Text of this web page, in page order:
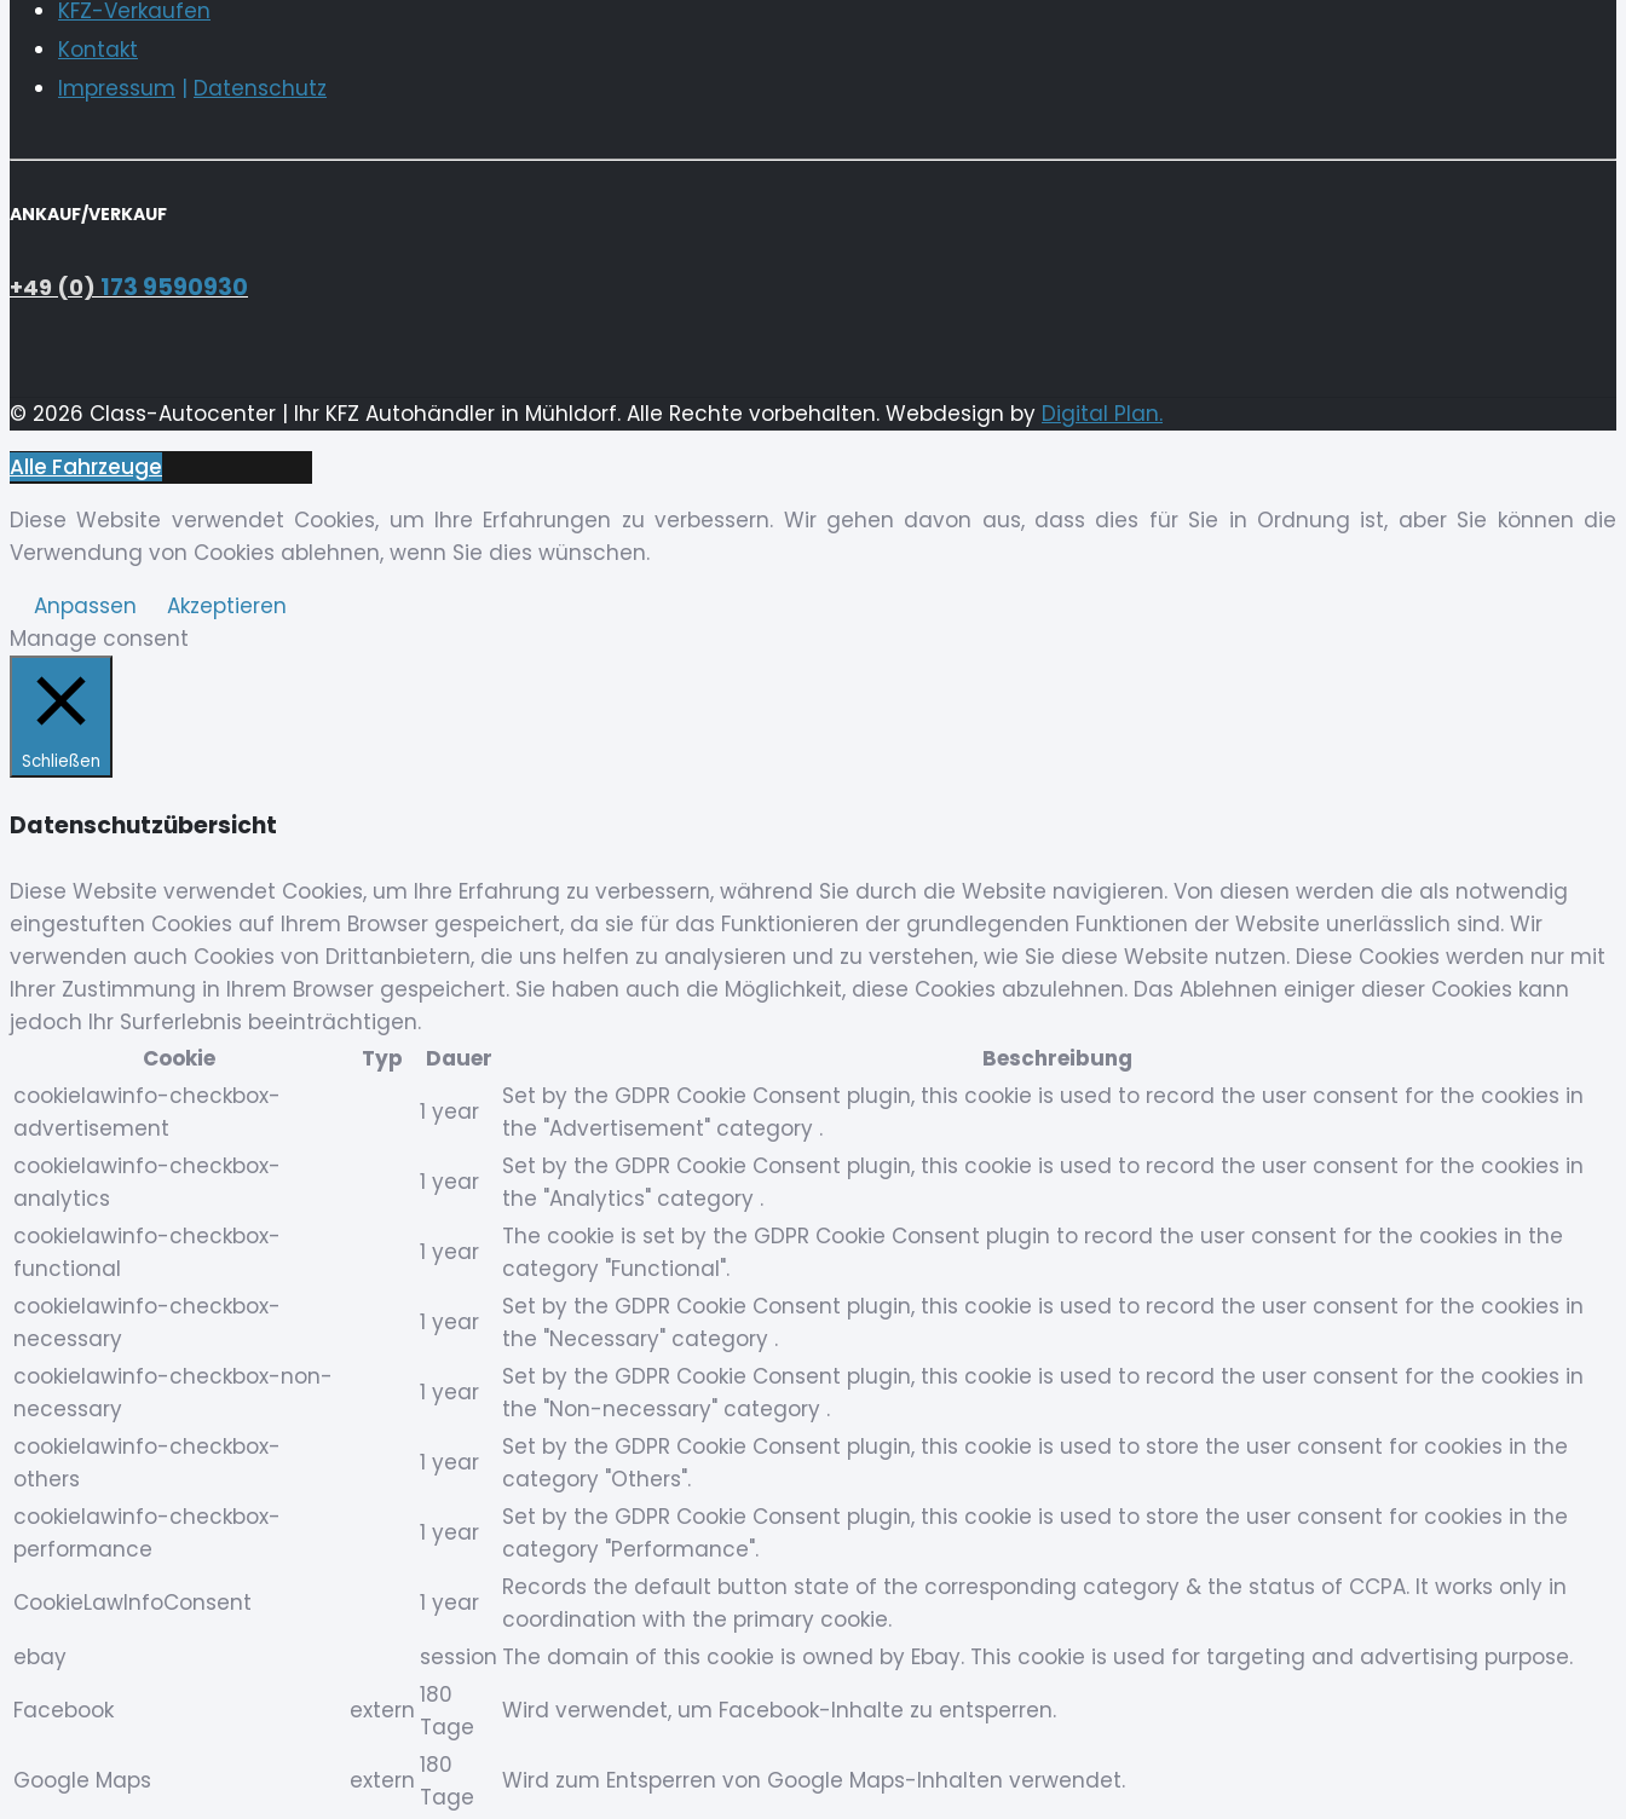
KFZ-Verkaufen
Kontakt
Impressum | Datenschutz
ANKAUF/VERKAUF
+49 (0) 173 9590930
© 2026 Class-Autocenter | Ihr KFZ Autohändler in Mühldorf. Alle Rechte vorbehalten. Webdesign by Digital Plan.
Alle Fahrzeuge
Diese Website verwendet Cookies, um Ihre Erfahrungen zu verbessern. Wir gehen davon aus, dass dies für Sie in Ordnung ist, aber Sie können die
Verwendung von Cookies ablehnen, wenn Sie dies wünschen.
Anpassen
Akzeptieren
Manage consent
Schließen
Datenschutzübersicht
Diese Website verwendet Cookies, um Ihre Erfahrung zu verbessern, während Sie durch die Website navigieren. Von diesen werden die als notwendig
eingestuften Cookies auf Ihrem Browser gespeichert, da sie für das Funktionieren der grundlegenden Funktionen der Website unerlässlich sind. Wir
verwenden auch Cookies von Drittanbietern, die uns helfen zu analysieren und zu verstehen, wie Sie diese Website nutzen. Diese Cookies werden nur mit
Ihrer Zustimmung in Ihrem Browser gespeichert. Sie haben auch die Möglichkeit, diese Cookies abzulehnen. Das Ablehnen einiger dieser Cookies kann
jedoch Ihr Surferlebnis beeinträchtigen.
Cookie
Typ Dauer
Beschreibung
cookielawinfo-checkbox-
advertisement
1 year
Set by the GDPR Cookie Consent plugin, this cookie is used to record the user consent for the cookies in
the "Advertisement" category .
cookielawinfo-checkbox-
analytics
1 year
Set by the GDPR Cookie Consent plugin, this cookie is used to record the user consent for the cookies in
the "Analytics" category .
cookielawinfo-checkbox-
functional
1 year
The cookie is set by the GDPR Cookie Consent plugin to record the user consent for the cookies in the
category "Functional".
cookielawinfo-checkbox-
necessary
1 year
Set by the GDPR Cookie Consent plugin, this cookie is used to record the user consent for the cookies in
the "Necessary" category .
cookielawinfo-checkbox-non-
necessary
1 year
Set by the GDPR Cookie Consent plugin, this cookie is used to record the user consent for the cookies in
the "Non-necessary" category .
cookielawinfo-checkbox-
others
1 year
Set by the GDPR Cookie Consent plugin, this cookie is used to store the user consent for cookies in the
category "Others".
cookielawinfo-checkbox-
performance
1 year
Set by the GDPR Cookie Consent plugin, this cookie is used to store the user consent for cookies in the
category "Performance".
CookieLawInfoConsent
1 year
Records the default button state of the corresponding category & the status of CCPA. It works only in
coordination with the primary cookie.
ebay
session The domain of this cookie is owned by Ebay. This cookie is used for targeting and advertising purpose.
Facebook
extern
180
Tage
Wird verwendet, um Facebook-Inhalte zu entsperren.
Google Maps extern
180
Tage
Wird zum Entsperren von Google Maps-Inhalten verwendet.